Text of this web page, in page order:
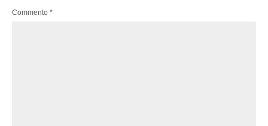
Commento *